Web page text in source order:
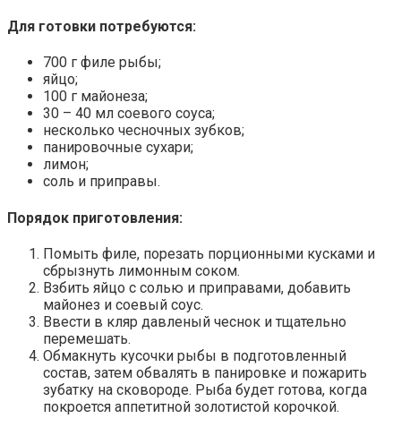
Для готовки потребуются:
700 г филе рыбы;
яйцо;
100 г майонеза;
30 – 40 мл соевого соуса;
несколько чесночных зубков;
панировочные сухари;
лимон;
соль и приправы.
Порядок приготовления:
Помыть филе, порезать порционными кусками и
сбрызнуть лимонным соком.
Взбить яйцо с солью и приправами, добавить
майонез и соевый соус.
Ввести в кляр давленый чеснок и тщательно
перемешать.
Обмакнуть кусочки рыбы в подготовленный
состав, затем обвалять в панировке и пожарить
зубатку на сковороде. Рыба будет готова, когда
покроется аппетитной золотистой корочкой.